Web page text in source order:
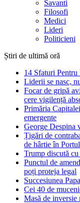
Savanti
Filosofi
Medici
Lideri
Politicieni
Știri de ultimă oră
14 Sfaturi
Liderii se nasc,
Focar de gripă
cere vigilență
Primăria
emergente
George Despina
Țigări de
de hârtie în
Trump discută
Punctul de
poți proteja legal
Succesiunea
Cei 40 de
Masă de inversie